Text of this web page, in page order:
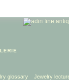
glossary Jewelry